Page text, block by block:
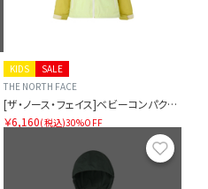
SALE
KIDS
THE NORTH FACE
[ザ・ノース・フェイス]ベビーコンパクトジャケット
￥6,160(税込)30%OFF
気に入り